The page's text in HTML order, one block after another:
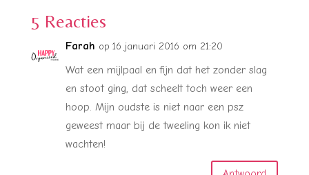
5 Reacties
Farah op 16 januari 2016 om 21:20
Wat een mijlpaal en fijn dat het zonder slag
en stoot ging, dat scheelt toch weer een
hoop. Mijn oudste is niet naar een psz
geweest maar bij de tweeling kon ik niet
wachten!